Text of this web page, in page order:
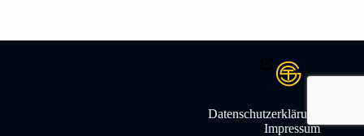
Datenschutzerklärung
Impressum